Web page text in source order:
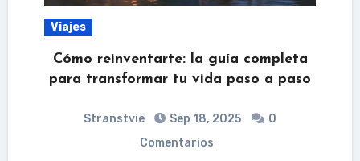
Viajes
Cómo reinventarte: la guía completa
para transformar tu vida paso a paso
Stranstvie Sep 18, 2025
0
Comentarios